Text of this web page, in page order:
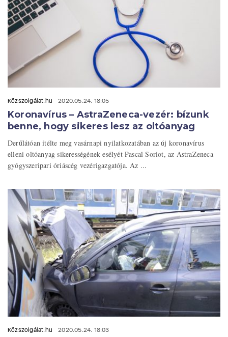
Közszolgálat.hu 2020.05.24. 18:05
Koronavírus – AstraZeneca-vezér: bízunk
benne, hogy sikeres lesz az oltóanyag
Derűlátóan ítélte meg vasárnapi nyilatkozatában az új koronavírus
elleni oltóanyag sikerességének esélyét Pascal Soriot, az AstraZeneca
gyógyszeripari óriáscég vezérigazgatója. Az ...
Közszolgálat.hu 2020.05.24. 18:03